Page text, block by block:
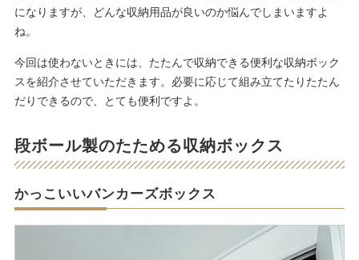
になりますが、どんな収納用品が良いのか悩んでしまいますよ
ね。
今回は使わないときには、たたんで収納できる便利な収納ボック
スを紹介させていただきます。必要に応じて組み立てたりたたん
だりできるので、とても便利ですよ。
段ボール製のたためる収納ボックス
かっこいいバンカーズボックス